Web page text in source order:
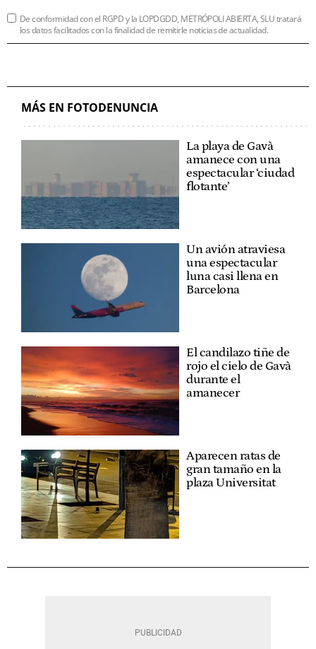
De conformidad con el RGPD y la LOPDGDD, METRÓPOLI ABIERTA, SLU tratará
los datos facilitados con la finalidad de remitirle noticias de actualidad.
MÁS EN FOTODENUNCIA
La playa de Gavà
amanece con una
espectacular ‘ciudad
flotante’
Un avión atraviesa
una espectacular
luna casi llena en
Barcelona
El candilazo tiñe de
rojo el cielo de Gavà
durante el
amanecer
Aparecen ratas de
gran tamaño en la
plaza Universitat